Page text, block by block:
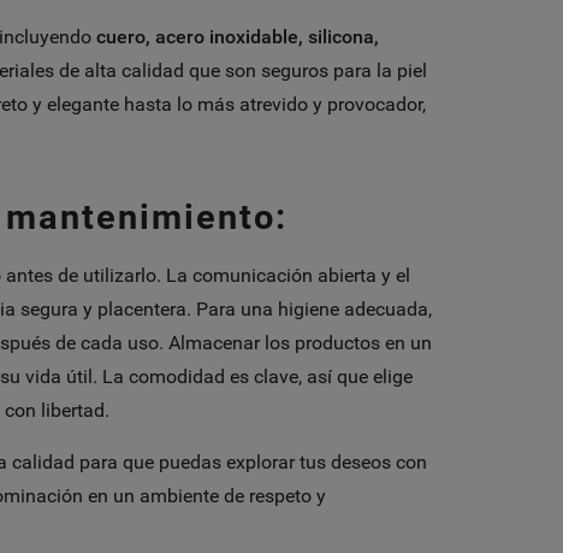
cuero, acero inoxidable, silicona,
de alta calidad que son seguros para la piel
y elegante hasta lo más atrevido y provocador,
antes de utilizarlo. La comunicación abierta y el
segura y placentera. Para una higiene adecuada,
de cada uso. Almacenar los productos en un
vida útil. La comodidad es clave, así que elige
libertad.
calidad para que puedas explorar tus deseos con
en un ambiente de respeto y